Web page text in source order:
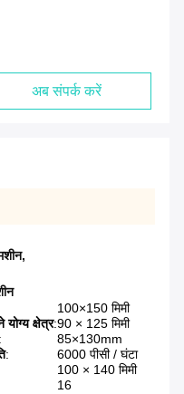
अब संपर्क करें
,
100×150 मिमी
योग्य क्षेत्र:90 × 125 मिमी
85×130mm
:
6000 पीसी / घंटा
100 × 140 मिमी
16